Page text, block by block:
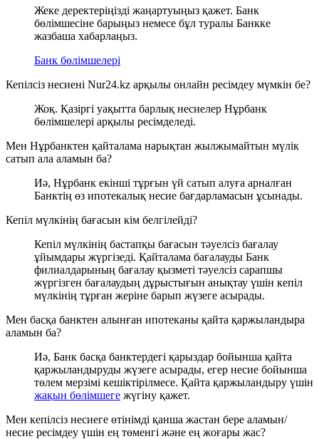
Жеке деректеріңізді жаңартуыңыз қажет. Банк
бөлімшесіне барыңыз немесе бұл туралы Банкке
жазбаша хабарлаңыз.
Банк бөлімшелері
Кепілсіз несиені Nur24.kz арқылы онлайн ресімдеу мүмкін бе?
Жоқ. Қазіргі уақытта барлық несиелер Нұрбанк
бөлімшелері арқылы ресімделеді.
Мен Нұрбанктен қайталама нарықтан жылжымайтын мүлік
сатып ала аламын ба?
Иә, Нұрбанк екінші тұрғын үй сатып алуға арналған
Банктің өз ипотекалық несие бағдарламасын ұсынады.
Кепіл мүлкінің бағасын кім белгілейді?
Кепіл мүлкінің бастапқы бағасын тәуелсіз бағалау
ұйымдары жүргізеді. Қайталама бағалауды Банк
филиалдарының бағалау қызметі тәуелсіз сарапшы
жүргізген бағалаудың дұрыстығын анықтау үшін кепіл
мүлкінің тұрған жеріне барып жүзеге асырады.
Мен басқа банктен алынған ипотеканы қайта қаржыландыра
аламын ба?
Иә, Банк басқа банктердегі қарыздар бойынша қайта
қаржыландыруды жүзеге асырады, егер несие бойынша
төлем мерзімі кешіктірілмесе. Қайта қаржыландыру үшін
жақын бөлімшеге жүгіну қажет.
Мен кепілсіз несиеге өтінімді қанша жастан бере аламын/
несие ресімдеу үшін ең төменгі және ең жоғары жас?